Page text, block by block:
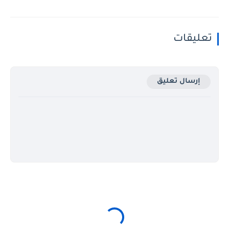
تعليقات
إرسال تعليق